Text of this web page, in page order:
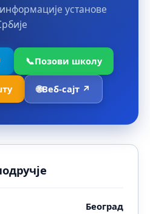
установе
📞Позови школу
🌐Веб-сајт ↗
Београд